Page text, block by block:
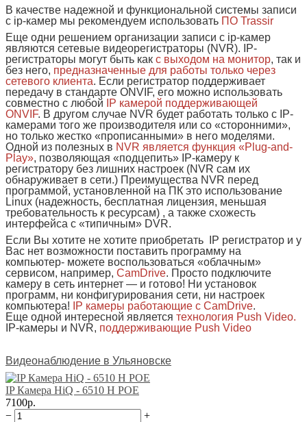
В качестве надежной и функциональной системы записи
с ip-камер мы рекомендуем использовать ПО Trassir
Еще одни решением организации записи с ip-камер
являются сетевые видеорегистраторы (NVR). IP-
регистраторы могут быть как с выходом на монитор, так и
без него, предназначенные для работы только через
сетевого клиента. Если регистратор поддерживает
передачу в стандарте ONVIF, его можно использовать
совместно с любой
IP камерой поддерживающей
ONVIF. В другом случае NVR будет работать только с IP-
камерами того же производителя или со «сторонними»,
но только жестко «прописанными» в него моделями.
Одной из полезных в NVR является функция «Plug-and-
Play», позволяющая «подцепить» IP-камеру к
регистратору без лишних настроек (NVR сам их
обнаруживает в сети.) Преимущества NVR перед
программой, установленной на ПК это использование
Linux (надежность, бесплатная лицензия, меньшая
требовательность к ресурсам) , а также схожесть
интерфейса с «типичным» DVR.
Если Вы хотите не хотите приобретать IP регистратор и у
Вас нет возможности поставить программу на
компьютер- можете воспользоваться «облачным»
сервисом, например, CamDrive. Просто подключите
камеру в сеть интернет — и готово! Ни установок
программ, ни конфигурирования сети, ни настроек
компьютера!
IP камеры работающие с CamDrive.
Еще одной интересной является технология Push Video.
IP-камеры и NVR, поддерживающие Push Video
Видеонаблюдение в Ульяновске
IP Камера HiQ - 6510 H POE
7100р.
−
+